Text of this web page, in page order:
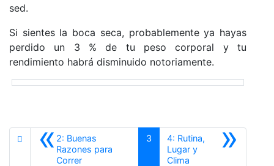
sed.
Si sientes la boca seca, probablemente ya hayas
perdido un 3 % de tu peso corporal y tu
rendimiento habrá disminuido notoriamente.
«2: Buenas
Razones para
CorrerAnterior
3 »
4: Rutina,
Lugar y
ClimaSiguiente